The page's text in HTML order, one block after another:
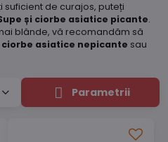
de curajos, puteți
și ciorbe asiatice picante.
blânde, vă recomandăm să
ciorbe asiatice nepicante sau
Parametrii